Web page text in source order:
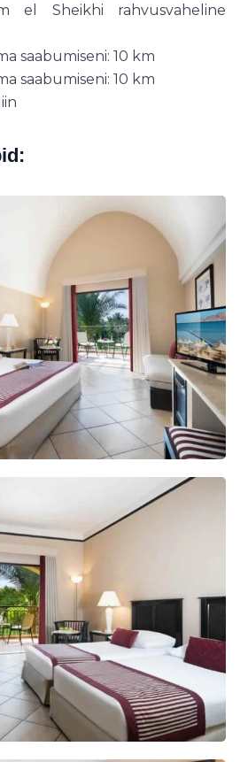
el Sheikhi rahvusvaheline
saabumiseni: 10 km
saabumiseni: 10 km